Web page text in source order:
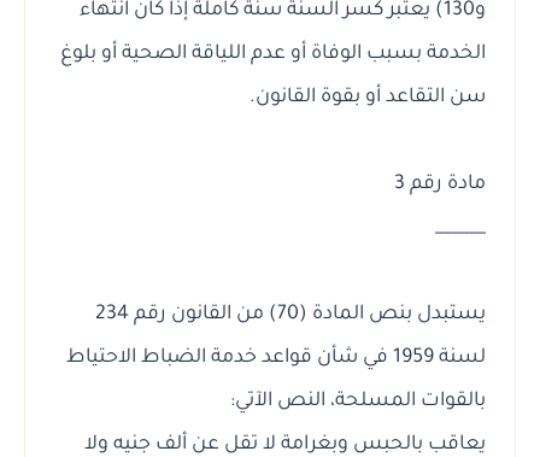
و130) يعتبر كسر السنة سنة كاملة إذا كان انتهاء
الخدمة بسبب الوفاة أو عدم اللياقة الصحية أو بلوغ
سن التقاعد أو بقوة القانون.
مادة رقم 3
______
يستبدل بنص المادة (70) من القانون رقم 234
لسنة 1959 في شأن قواعد خدمة الضباط الاحتياط
بالقوات المسلحة، النص الآتي:
يعاقب بالحبس وبغرامة لا تقل عن ألف جنيه ولا